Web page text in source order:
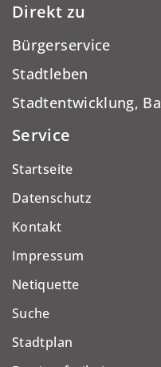
Direkt zu
Bürgerservice
Stadtleben
Stadtentwicklung,
Service
Startseite
Datenschutz
Kontakt
Impressum
Netiquette
Suche
Stadtplan